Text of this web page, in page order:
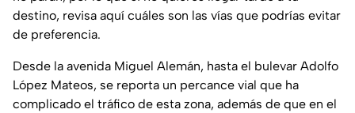
destino, revisa aquí cuáles son las vías que podrías evitar
de preferencia.
Desde la avenida Miguel Alemán, hasta el bulevar Adolfo
López Mateos, se reporta un percance vial que ha
complicado el tráfico de esta zona, además de que en el